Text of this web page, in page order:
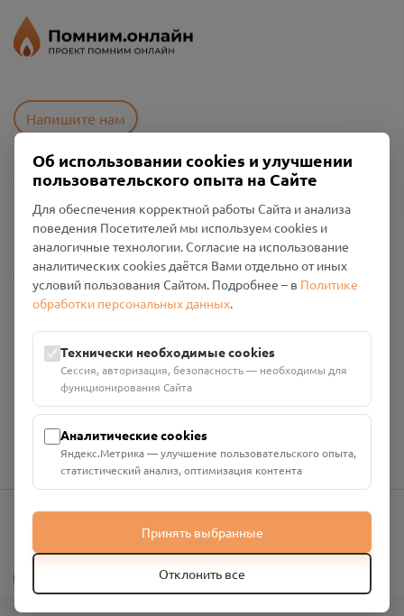
Напишите нам
Пользовательское соглашение
Политика конфиденциальности
Промо-материалы
Настройки cookies
Общество с ограниченной ответственностью «Смоленский
ИНН: 6700029207 ОГРН: 1256700001986
Юридический адрес: 216790, Смоленская область, р-н
Руднянский, г. Рудня, улица Западная, д. 26А, пом. 18
Номер счёта: 40702810901130004287 в АО "АЛЬФА-БАНК"
Кор. счёт: 30101810200000000593
info@pomnim.online
Об использовании cookies и улучшении
пользовательского опыта на Сайте
Для обеспечения корректной работы Сайта и анализа
поведения Посетителей мы используем cookies и
аналогичные технологии. Согласие на использование
аналитических cookies даётся Вами отдельно от иных
условий пользования Сайтом. Подробнее – в Политике
обработки персональных данных.
Технически необходимые cookies
Сессия, авторизация, безопасность — необходимы для
функционирования Сайта
Аналитические cookies
Яндекс.Метрика — улучшение пользовательского опыта,
статистический анализ, оптимизация контента
Принять выбранные
Отклонить все